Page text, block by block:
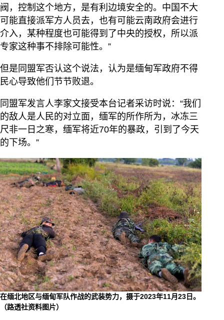
阀，控制这个地方，是有利边境安全的。中国不大
可能直接派军方人员去，也有可能云南政府会进行
介入，某种程度也可能得到了中央的授权，所以派
专家这种事不排除可能性。”
但是同盟军否认这个说法，认为是缅甸军政府不得
民心导致他们节节败退。
同盟军发言人李家文接受本台记者采访时说：“我们
的敌人是人民的对立面，缅军的所作所为，冰冻三
尺非一日之寒，缅军将近70年的暴政，引到了今天
的下场。”
在缅北地区与缅甸军队作战的武装势力，摄于2023年11月23日。
（路透社资料图片）